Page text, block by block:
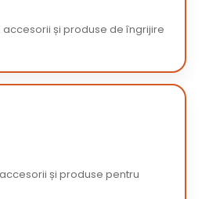
și produse de îngrijire
și produse pentru